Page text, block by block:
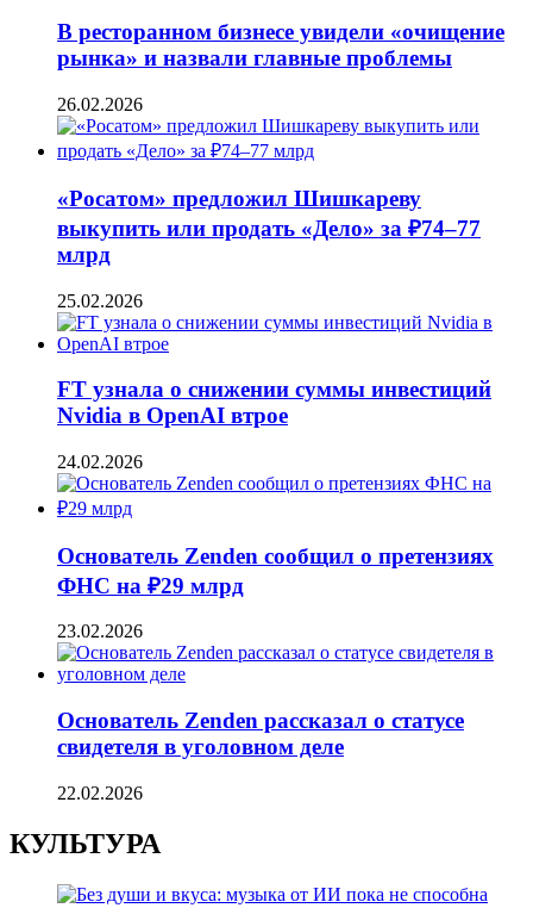
В ресторанном бизнесе увидели «очищение
рынка» и назвали главные проблемы
26.02.2026
«Росатом» предложил Шишкареву
выкупить или продать «Дело» за ₽74–77
млрд
25.02.2026
FT узнала о снижении суммы инвестиций
Nvidia в OpenAI втрое
24.02.2026
Основатель Zenden сообщил о претензиях
ФНС на ₽29 млрд
23.02.2026
Основатель Zenden рассказал о статусе
свидетеля в уголовном деле
22.02.2026
КУЛЬТУРА